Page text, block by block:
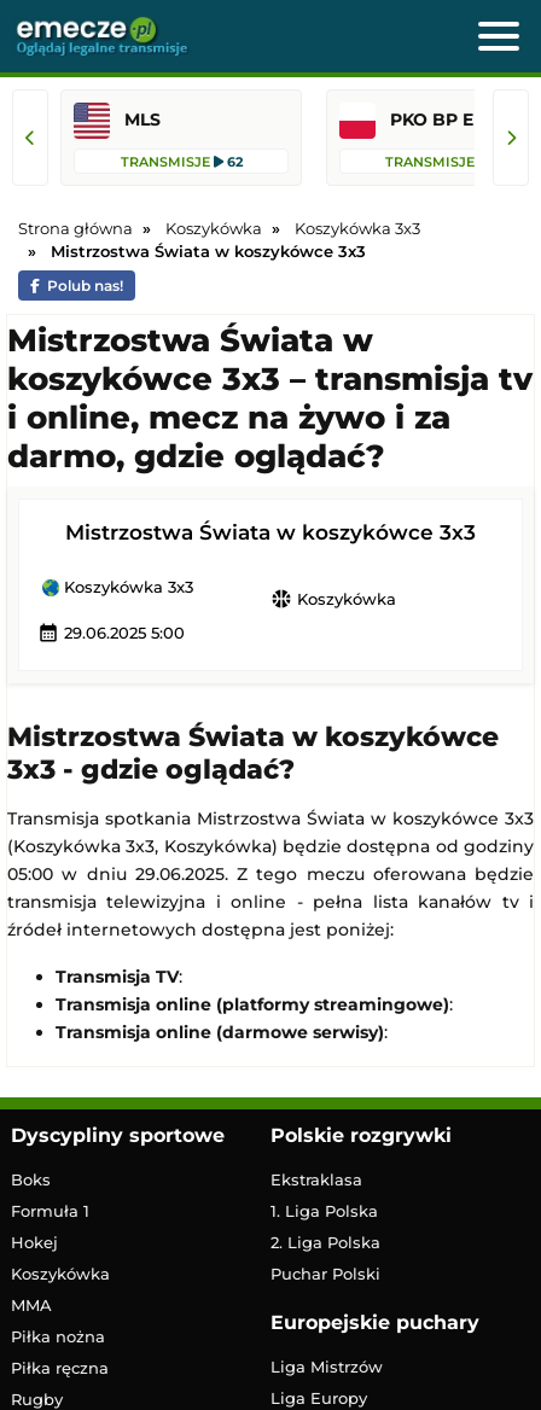
MLS
TRANSMISJE 62 TRANSMISJE
Strona główna Koszykówka
Koszykówka 3x3
Mistrzostwa Świata w koszykówce 3x3
Polub nas!
Mistrzostwa Świata w
koszykówce 3x3 – transmisja tv
i online, mecz na żywo i za
darmo, gdzie oglądać?
Mistrzostwa Świata w koszykówce 3x3
Koszykówka 3x3
sports_basketball Koszykówka
calendar_month 29.06.2025 5:00
Mistrzostwa Świata w koszykówce
3x3 - gdzie oglądać?
Transmisja spotkania Mistrzostwa Świata w koszykówce 3x3
(Koszykówka 3x3, Koszykówka) będzie dostępna od godziny
05:00 w dniu 29.06.2025. Z tego meczu oferowana będzie
transmisja telewizyjna i online - pełna lista kanałów tv i
źródeł internetowych dostępna jest poniżej:
Transmisja TV:
Transmisja online (platformy streamingowe):
Transmisja online (darmowe serwisy):
Dyscypliny sportowe
Boks
Formuła 1
Hokej
Koszykówka
MMA
Piłka nożna
Piłka ręczna
Rugby
Polskie rozgrywki
Ekstraklasa
1. Liga Polska
2. Liga Polska
Puchar Polski
Europejskie puchary
Liga Mistrzów
Liga Europy